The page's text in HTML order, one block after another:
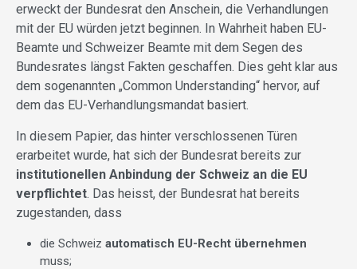
erweckt der Bundesrat den Anschein, die Verhandlungen
mit der EU würden jetzt beginnen. In Wahrheit haben EU-
Beamte und Schweizer Beamte mit dem Segen des
Bundesrates längst Fakten geschaffen. Dies geht klar aus
dem sogenannten „Common Understanding“ hervor, auf
dem das EU-Verhandlungsmandat basiert.
In diesem Papier, das hinter verschlossenen Türen
erarbeitet wurde, hat sich der Bundesrat bereits zur
institutionellen Anbindung der Schweiz an die EU
verpflichtet. Das heisst, der Bundesrat hat bereits
zugestanden, dass
die Schweiz automatisch EU-Recht übernehmen
muss;